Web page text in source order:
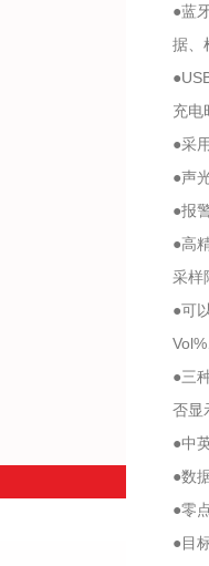
●蓝
据、
充电
●采
●声
●报
●高
采样
●可
●三
否显
●中
●数
●零
●目